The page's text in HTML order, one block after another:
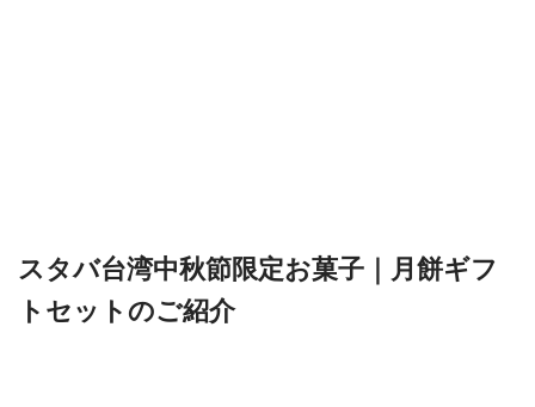
スタバ台湾中秋節限定お菓子｜月餅ギフ
トセットのご紹介